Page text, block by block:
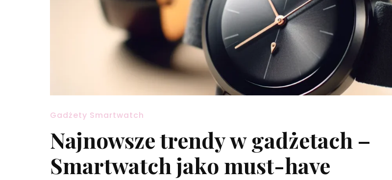
Gadżety Smartwatch
Najnowsze trendy w gadżetach –
Smartwatch jako must-have